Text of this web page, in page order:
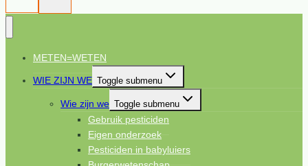
METEN=WETEN
WIE ZIJN WE Toggle submenu
Wie zijn we Toggle submenu
Gebruik pesticiden
Eigen onderzoek
Pesticiden in babyluiers